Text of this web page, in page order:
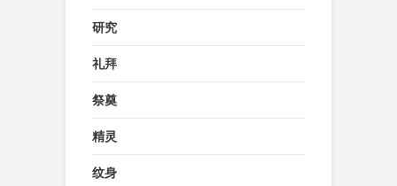
研究
礼拜
祭奠
精灵
纹身